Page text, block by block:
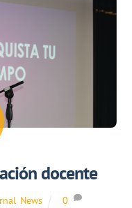
docente
, News 0